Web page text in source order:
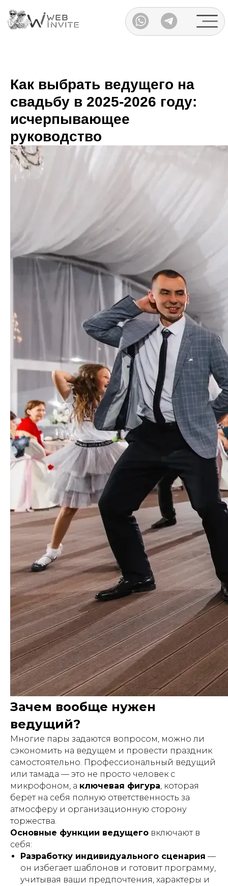
Каталог
Как выбрать ведущего на
свадьбу в 2025-2026 году:
исчерпывающее
руководство
Зачем вообще нужен
ведущий?
Многие пары задаются вопросом, можно ли
сэкономить на ведущем и провести праздник
самостоятельно. Профессиональный ведущий
или тамада — это не просто человек с
микрофоном, а ключевая фигура, которая
берет на себя полную ответственность за
атмосферу и организационную сторону
торжества.
Основные функции ведущего включают в
себя:
Разработку индивидуального сценария —
он избегает шаблонов и готовит программу,
учитывая ваши предпочтения, характеры и